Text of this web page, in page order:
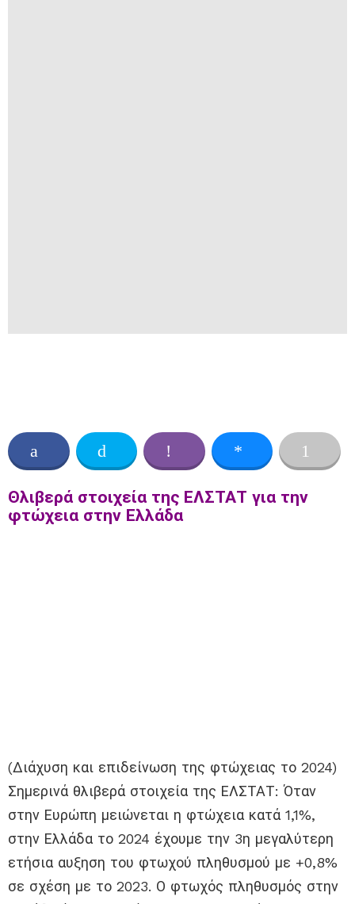
Θλιβερά στοιχεία της ΕΛΣΤΑΤ για την
φτώχεια στην Ελλάδα
(Διάχυση και επιδείνωση της φτώχειας το 2024)
Σημερινά θλιβερά στοιχεία της ΕΛΣΤΑΤ: Όταν
στην Ευρώπη μειώνεται η φτώχεια κατά 1,1%,
στην Ελλάδα το 2024 έχουμε την 3η μεγαλύτερη
ετήσια αυξηση του φτωχού πληθυσμού με +0,8%
σε σχέση με το 2023. Ο φτωχός πληθυσμός στην